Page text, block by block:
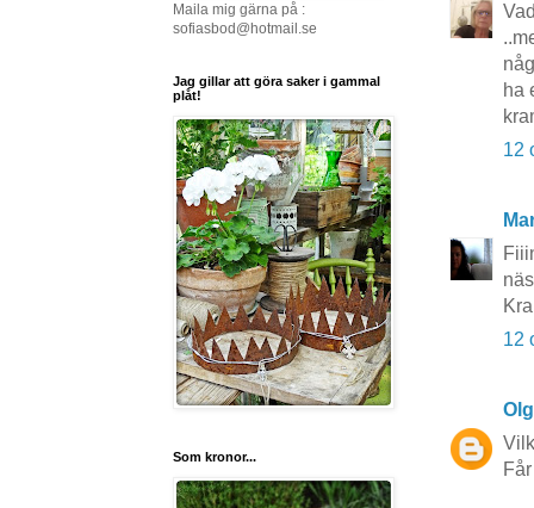
ha
12
12
Maila mig gärna på :
sofiasbod@hotmail.se
Jag gillar att göra saker i gammal
plåt!
Som kronor...